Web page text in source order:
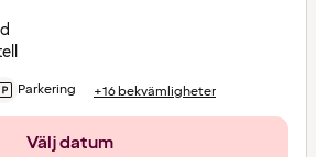
Parkering +16 bekvämligheter
Välj datum